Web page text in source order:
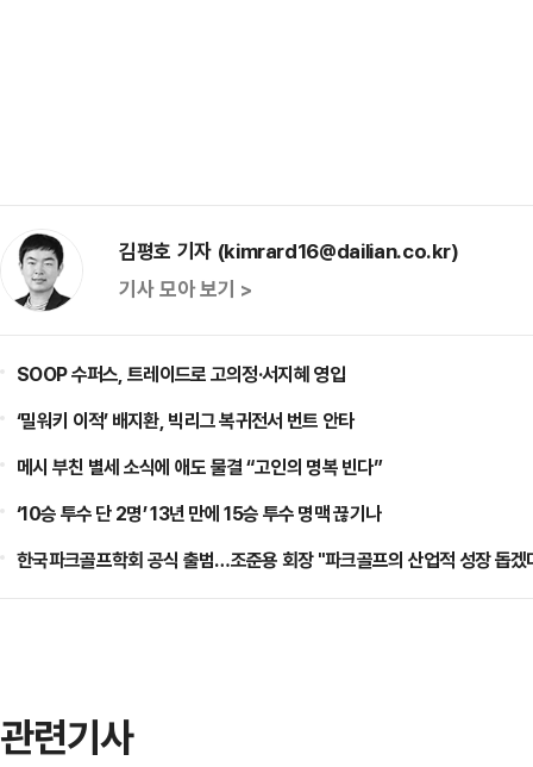
김평호 기자 (kimrard16@dailian.co.kr)
기사 모아 보기 >
SOOP 수퍼스, 트레이드로 고의정·서지혜 영입
‘밀워키 이적’ 배지환, 빅리그 복귀전서 번트 안타
메시 부친 별세 소식에 애도 물결 “고인의 명복 빈다”
‘10승 투수 단 2명’ 13년 만에 15승 투수 명맥 끊기나
한국파크골프학회 공식 출범…조준용 회장 "파크골프의 산업적 성장 돕겠
관련기사